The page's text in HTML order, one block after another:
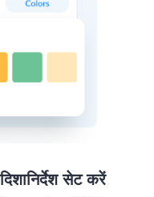
सेट करें